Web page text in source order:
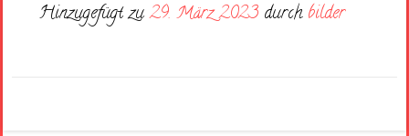
Hinzugefügt zu29. März 2023 durch bilder